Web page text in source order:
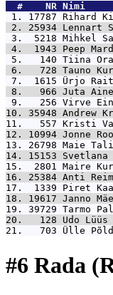
  #    NR
Nimi
1. 17787 Rihard
2. 25934 Lennart
3.  5218 Mihkel
4.  1943 Peep
5.   140 Tiina
6.   728 Tauno
7.  1615 Ürjo
8.   966 Juta
9.   256 Virve
10. 35948 Andrew
11.   557 Kristi
12. 10994 Jonne
13. 26798 Maie
14. 15153
15.  2801 Maire
16. 25384 Anti
17.  1339 Piret
18. 19617 Janno
19. 39729 Tarmo
20.   128 Udo
21.   703 Ülle
#6 Rada